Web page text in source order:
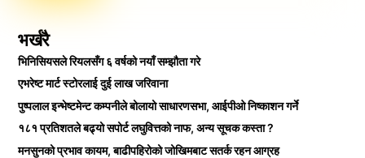
भर्खरै
भिनिसियसले रियलसँग ६ वर्षको नयाँ सम्झौता गरे
एभरेष्ट मार्ट स्टोरलाई दुई लाख जरिवाना
पुष्पलाल इन्भेष्टमेन्ट कम्पनीले बोलायो साधारणसभा, आईपीओ निष्काशन गर्ने
१८१ प्रतिशतले बढ्यो सपोर्ट लघुवित्तको नाफ, अन्य सूचक कस्ता ?
मनसुनको प्रभाव कायम, बाढीपहिरोको जोखिमबाट सतर्क रहन आग्रह